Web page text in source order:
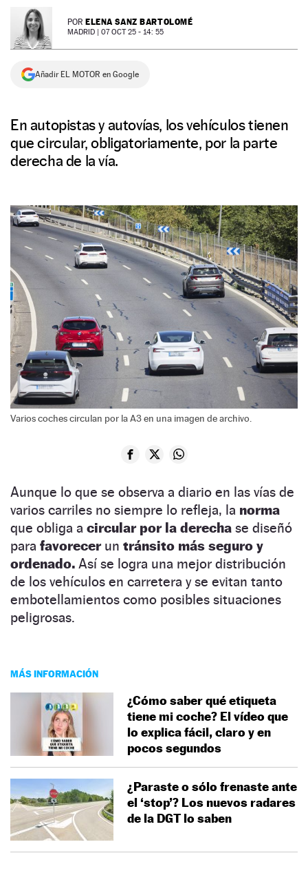
NEWSLETTER POR ELENA SANZ BARTOLOMÉ
MADRID | 07 OCT 25 - 14: 55
Añadir EL MOTOR en Google
En autopistas y autovías, los vehículos tienen
que circular, obligatoriamente, por la parte
derecha de la vía.
Varios coches circulan por la A3 en una imagen de archivo.
Aunque lo que se observa a diario en las vías de
varios carriles no siempre lo refleja, la norma
que obliga a circular por la derecha se diseñó
para favorecerun tránsito más seguro y
ordenado. Así se logra una mejor distribución
de los vehículos en carretera y se evitan tanto
embotellamientos como posibles situaciones
peligrosas.
MÁS INFORMACIÓN
¿Cómo saber qué etiqueta
tiene mi coche? El vídeo que
lo explica fácil, claro y en
pocos segundos
¿Paraste o sólo frenaste ante
el ‘stop’? Los nuevos radares
de la DGT lo saben